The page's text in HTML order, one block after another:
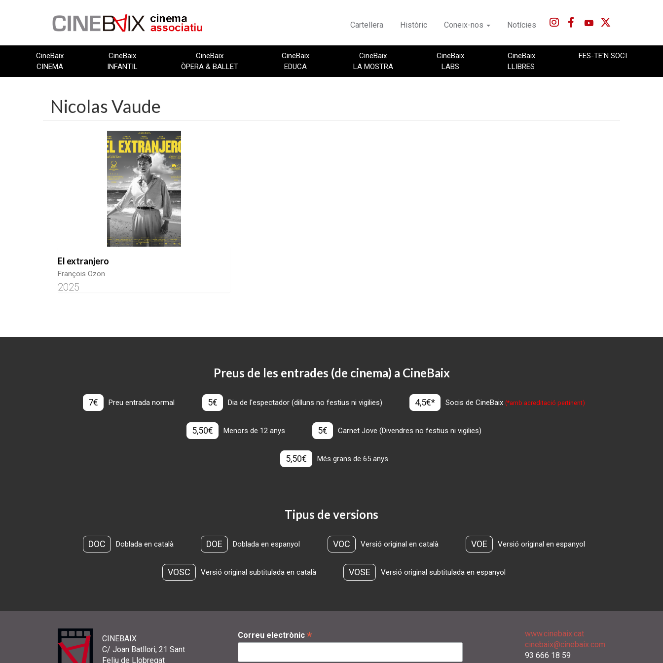
Cartellera Històric Coneix-nos Notícies
CineBaix
CINEMA
CineBaix
INFANTIL
CineBaix
ÒPERA & BALLET
CineBaix
EDUCA
CineBaix
LA MOSTRA
CineBaix
LABS
CineBaix
LLIBRES
FES-TE'N SOCI
Nicolas Vaude
El extranjero
François Ozon
2025
Preus de les entrades (de cinema) a CineBaix
7€ Preu entrada normal 5€ Dia de l'espectador (dilluns no festius ni vigilies) 4,5€* Socis de CineBaix(*amb acreditació pertinent)
5,50€ Menors de 12 anys 5€ Carnet Jove (Divendres no festius ni vigilies)
5,50€ Més grans de 65 anys
Tipus de versions
DOC Doblada en català DOE Doblada en espanyol VOC Versió original en català VOE Versió original en espanyol
VOSC Versió original subtitulada en català VOSE Versió original subtitulada en espanyol
CINEBAIX
C/ Joan Batllori, 21 Sant
Feliu de Llobregat
Correu electrònic *
www.cinebaix.cat
cinebaix@cinebaix.com
93 666 18 59